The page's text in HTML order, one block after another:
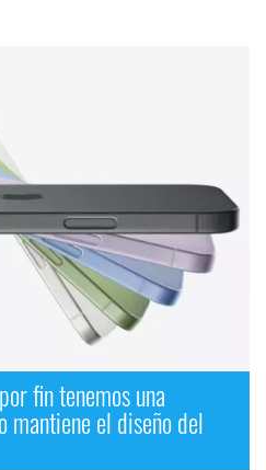
fin tenemos una
mantiene el diseño del